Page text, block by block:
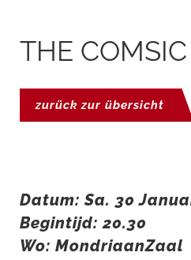
THE
zurück zur übersicht
Datum: Sa. 30
Begintijd: 20.30
Wo: MondriaanZaal